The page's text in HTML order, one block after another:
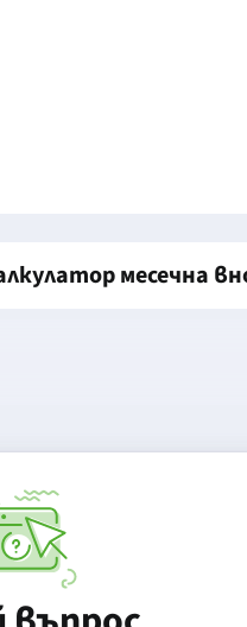
месечна